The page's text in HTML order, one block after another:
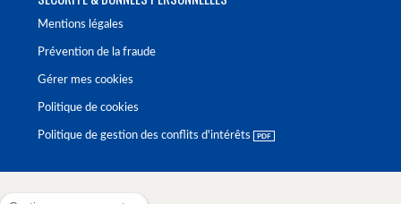
Mentions légales
Prévention de la fraude
Gérer mes cookies
Politique de cookies
Politique de gestion des conflits d'intérêts